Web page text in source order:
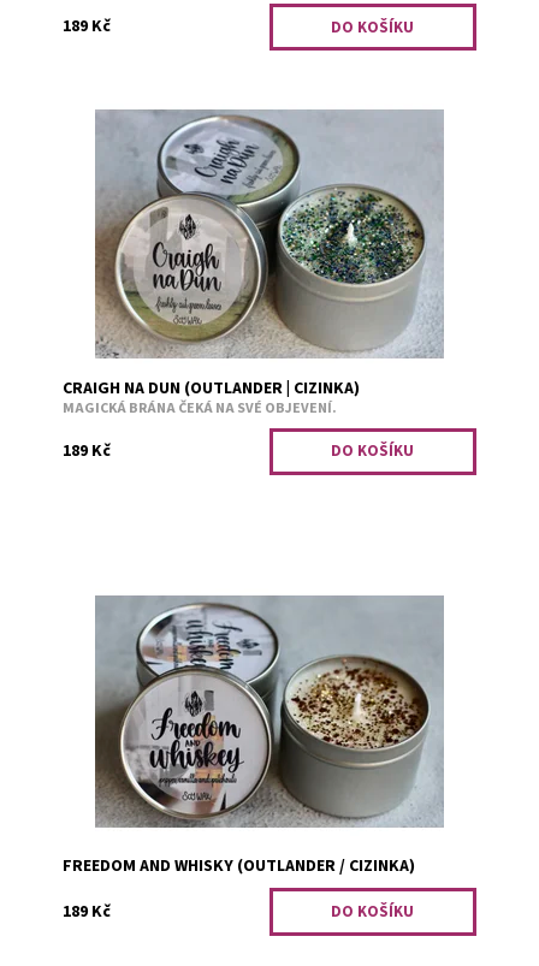
189 Kč
Ať už byl podzim nebo zima, tohle místo stále vonělo
jako čerstvě posekaná tráva na jaře. Tady to tehdy
všechno začalo, nebo jen pokračovalo?
Dostupnost:
Předobjednávka
Kód:
2655
CRAIGH NA DUN (OUTLANDER | CIZINKA)
MAGICKÁ BRÁNA ČEKÁ NA SVÉ OBJEVENÍ.
189 Kč
Ta stará sbírka básní voněla trochu zapškle, pak ale mezi
stránkami nalezla uschlý květ pačule a do nosu se jí
vkrádal i lehký tón vanilky. Našla...
Dostupnost:
Předobjednávka
Kód:
2658
FREEDOM AND WHISKY (OUTLANDER / CIZINKA)
189 Kč